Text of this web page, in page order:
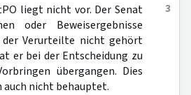
3
liegt nicht vor. Der Senat
oder Beweisergebnisse
Verurteilte nicht gehört
er bei der Entscheidung zu
übergangen. Dies
nicht behauptet.